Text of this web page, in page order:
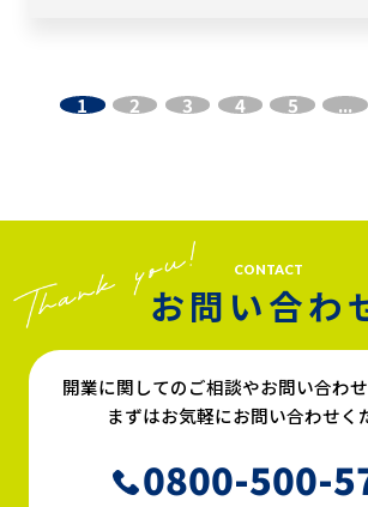
1 2 3 4 5 ...
CONTACT
お問い合わ
開業に関してのご相談やお問い合わせ
まずはお気軽にお問い合わせく
0800-500-